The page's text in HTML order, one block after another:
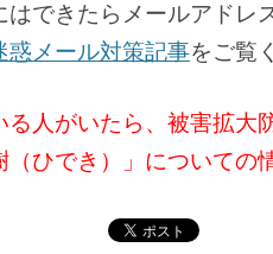
はできたらメールアドレ
惑メール対策記事をご覧
る人がいたら、被害拡大
ひでき）」についての